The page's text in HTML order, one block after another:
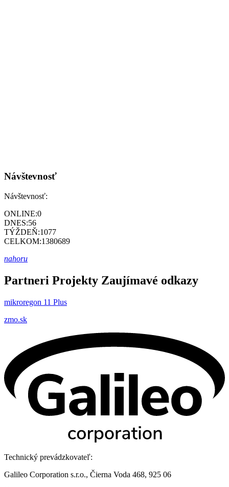
Návštevnosť
Návštevnosť:
ONLINE:0
DNES:56
TÝŽDEŇ:1077
CELKOM:1380689
nahoru
Partneri Projekty Zaujímavé odkazy
mikroregon 11 Plus
zmo.sk
Technický prevádzkovateľ:
Galileo Corporation s.r.o., Čierna Voda 468, 925 06